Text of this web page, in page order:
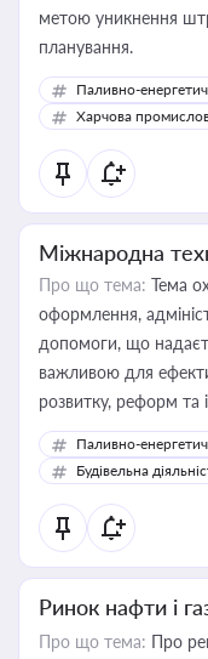
метою уникнення
планування.
Паливно-
Харчова
Міжнародна
Про що тема: Тема
оформлення,
допомоги, що
важливою для
розвитку, реформ та
Паливно-
Будівельна
Ринок нафти і
Про що тема: Про